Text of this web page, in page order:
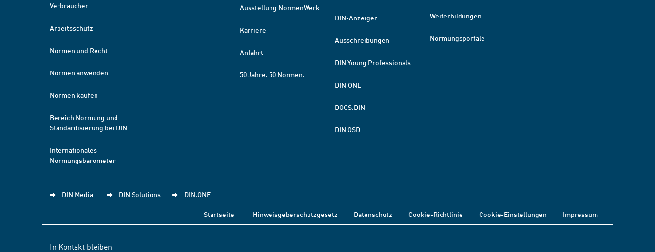
Verbraucher
Arbeitsschutz
Normen und Recht
Normen anwenden
Normen kaufen
Bereich Normung und
Standardisierung bei DIN
Internationales
Normungsbarometer
Ausstellung NormenWerk
Karriere
Anfahrt
50 Jahre. 50 Normen.
DIN-Anzeiger
Ausschreibungen
DIN Young Professionals
DIN.ONE
DOCS.DIN
DIN OSD
Weiterbildungen
Normungsportale
DIN Media DIN Solutions DIN.ONE
Startseite Hinweisgeberschutzgesetz Datenschutz Cookie-Richtlinie Cookie-Einstellungen Impressum
In Kontakt bleiben